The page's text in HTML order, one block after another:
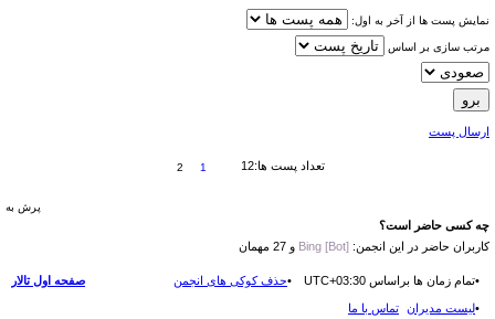
نمایش پست ها از آخر به اول:
مرتب سازی بر اساس
ارسال پست
تعداد پست ها:12 1
2
پرش به
چه کسی حاضر است؟
کاربران حاضر در این انجمن: Bing [Bot] و 27 مهمان
صفحه اول تالار تمام زمان ها براساس UTC+03:30 حذف کوکی های انجمن
لیست مدیران تماس با ما